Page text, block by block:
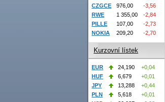
CZGCE
976,00
-3,56
RWE
1 355,00
-2,84
PILLE
107,00
-2,73
NOKIA
209,20 -2,70
Kurzovní lístek
EUR 24,190
+0,04
HUF
6,679
+0,01
JPY
13,288
+0,44
PLN
5,618
+0,01